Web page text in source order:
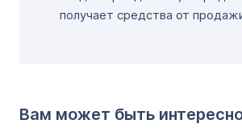
получает средства от
Вам может быть